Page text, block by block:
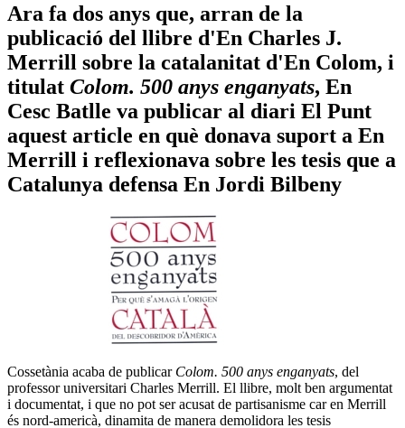
Ara fa dos anys que, arran de la
publicació del llibre d'En Charles J.
Merrill sobre la catalanitat d'En Colom, i
titulat Colom. 500 anys enganyats, En
Cesc Batlle va publicar al diari El Punt
aquest article en què donava suport a En
Merrill i reflexionava sobre les tesis que a
Catalunya defensa En Jordi Bilbeny
Cossetània acaba de publicar Colom. 500 anys enganyats, del
professor universitari Charles Merrill. El llibre, molt ben argumentat
i documentat, i que no pot ser acusat de partisanisme car en Merrill
és nord-americà, dinamita de manera demolidora les tesis